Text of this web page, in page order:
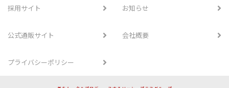
採用サイト お知らせ
公式通販サイト 会社概要
プライバシーポリシー